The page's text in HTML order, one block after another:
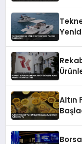
Altın